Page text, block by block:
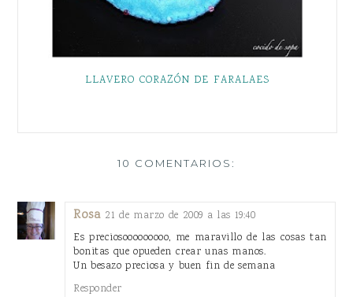
LLAVERO CORAZÓN DE FARALAES
10 COMENTARIOS:
Rosa 21 de marzo de 2009 a las 19:40
Es preciosooooooooo, me maravillo de las cosas tan
bonitas que opueden crear unas manos.
Un besazo preciosa y buen fin de semana
Responder